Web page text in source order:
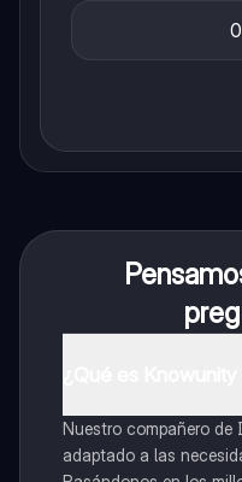
Nuestro compañero de
adaptado a las